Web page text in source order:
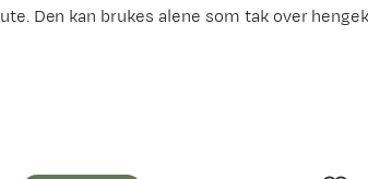
Den kan brukes alene som tak over